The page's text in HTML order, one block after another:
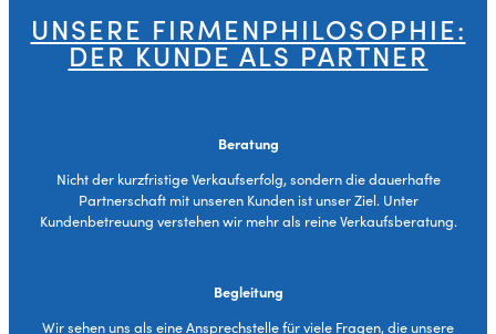
UNSERE FIRMENPHILOSOPHIE:
DER KUNDE ALS PARTNER
Beratung
Nicht der kurzfristige Verkaufserfolg, sondern die dauerhafte
Partnerschaft mit unseren Kunden ist unser Ziel. Unter
Kundenbetreuung verstehen wir mehr als reine Verkaufsberatung.
Begleitung
Wir sehen uns als eine Ansprechstelle für viele Fragen, die unsere